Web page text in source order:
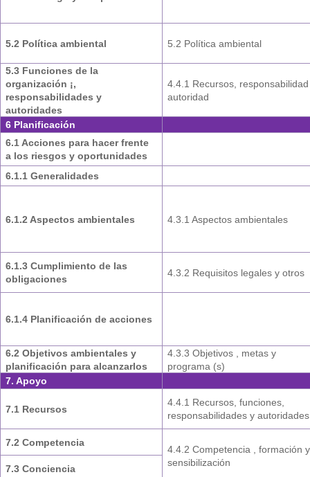
5.2 Política ambiental 5.2 Política ambiental
5.3 Funciones de la
organización ¡,
responsabilidades y
autoridades
4.4.1 Recursos,
autoridad
6 Planificación
6.1 Acciones para hacer frente
a los riesgos y oportunidades
6.1.1 Generalidades
6.1.2 Aspectos ambientales 4.3.1 Aspectos ambientales
6.1.3 Cumplimiento de las
obligaciones
4.3.2 Requisitos legales y otros
6.1.4 Planificación de acciones
6.2 Objetivos ambientales y
planificación para alcanzarlos
4.3.3 Objetivos , metas y
programa (s)
7. Apoyo
7.1 Recursos
4.4.1 Recursos, funciones,
responsabilidades y autoridades
7.2 Competencia
4.4.2 Competencia , formación y
sensibilización
7.3 Conciencia